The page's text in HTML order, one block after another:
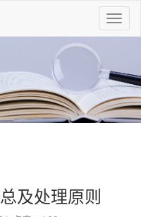
切
换
及处理原则